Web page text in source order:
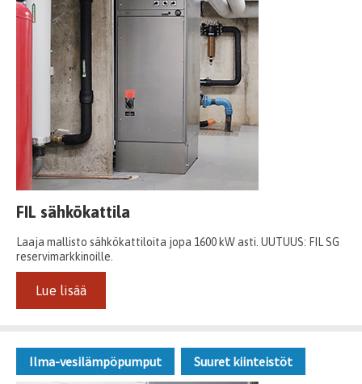
FIL sähkökattila
Laaja mallisto sähkökattiloita jopa 1600 kW asti. UUTUUS: FIL SG
reservimarkkinoille.
Lue lisää
Ilma-vesilämpöpumput Suuret kiinteistöt